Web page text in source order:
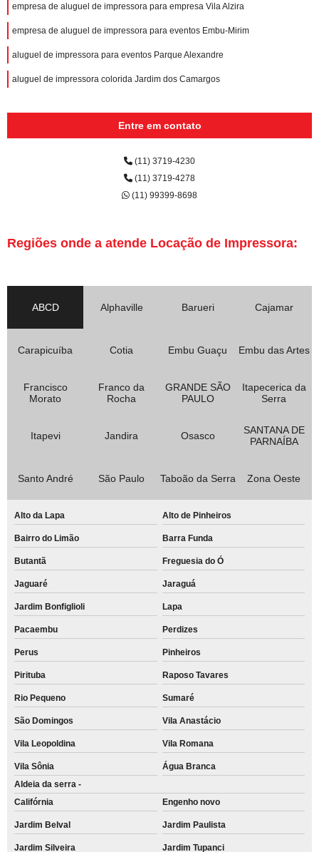
empresa de aluguel de impressora para empresa Vila Alzira
empresa de aluguel de impressora para eventos Embu-Mirim
aluguel de impressora para eventos Parque Alexandre
aluguel de impressora colorida Jardim dos Camargos
Entre em contato
(11) 3719-4230
(11) 3719-4278
(11) 99399-8698
Regiões onde a atende Locação de Impressora:
ABCD Alphaville Barueri Cajamar
Carapicuíba Cotia Embu Guaçu Embu das Artes
Francisco
Morato
Franco da
Rocha
GRANDE SÃO
PAULO
Itapecerica da
Serra
Itapevi Jandira Osasco
SANTANA DE
PARNAÍBA
Santo André São Paulo Taboão da Serra Zona Oeste
Alto da Lapa Alto de Pinheiros
Bairro do Limão Barra Funda
Butantã Freguesia do Ó
Jaguaré Jaraguá
Jardim Bonfiglioli Lapa
Pacaembu Perdizes
Perus Pinheiros
Pirituba Raposo Tavares
Rio Pequeno Sumaré
São Domingos Vila Anastácio
Vila Leopoldina Vila Romana
Vila Sônia
Água Branca
Aldeia da serra -
Califórnia
Engenho novo
Jardim Belval Jardim Paulista
Jardim Silveira Jardim Tupanci